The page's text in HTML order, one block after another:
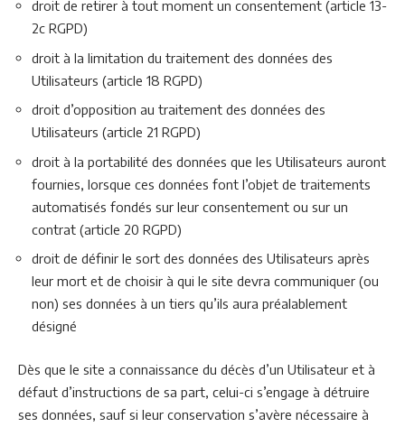
droit de retirer à tout moment un consentement (article 13-
2c RGPD)
droit à la limitation du traitement des données des
Utilisateurs (article 18 RGPD)
droit d’opposition au traitement des données des
Utilisateurs (article 21 RGPD)
droit à la portabilité des données que les Utilisateurs auront
fournies, lorsque ces données font l’objet de traitements
automatisés fondés sur leur consentement ou sur un
contrat (article 20 RGPD)
droit de définir le sort des données des Utilisateurs après
leur mort et de choisir à qui le site devra communiquer (ou
non) ses données à un tiers qu’ils aura préalablement
désigné
Dès que le site a connaissance du décès d’un Utilisateur et à
défaut d’instructions de sa part, celui-ci s’engage à détruire
ses données, sauf si leur conservation s’avère nécessaire à